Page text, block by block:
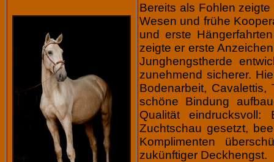
Bereits als Fohlen
Wesen und frühe
und erste
zeigte er erste
Junghengstherde
zunehmend sicherer.
Bodenarbeit,
schöne Bindung
Qualität
Zuchtschau gesetzt,
Komplimenten
zukünftiger Deckhengst.